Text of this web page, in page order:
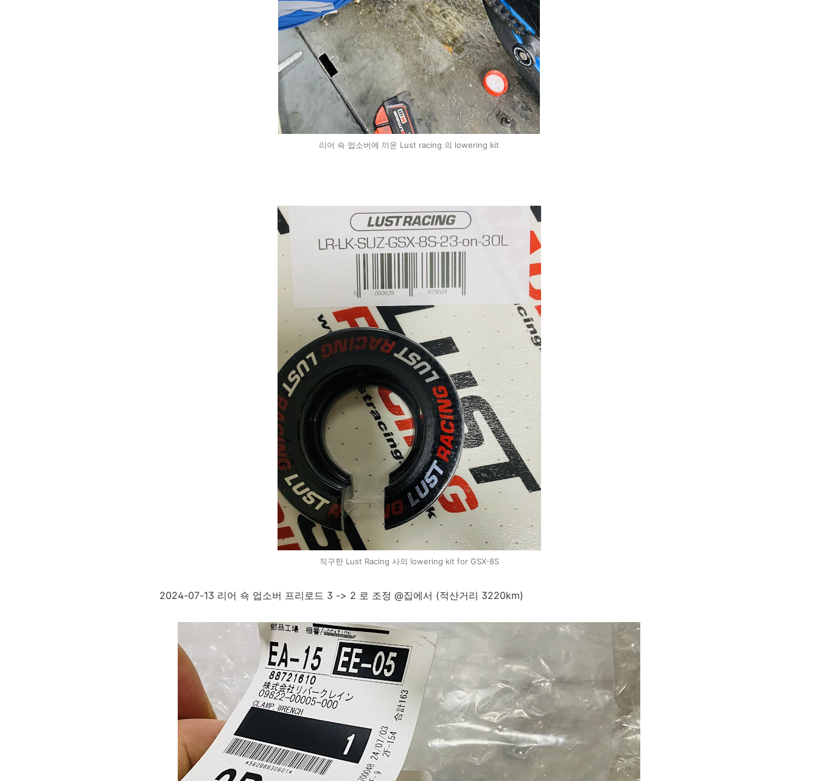
리어 쇽 업소버에 끼운 Lust racing 의 lowering kit
직구한 Lust Racing 사의 lowering kit for GSX-8S
2024-07-13 리어 쇽 업소버 프리로드 3 -> 2 로 조정 @집에서 (적산거리 3220km)